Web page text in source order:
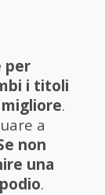
per
i titoli
.
a
non
una
.